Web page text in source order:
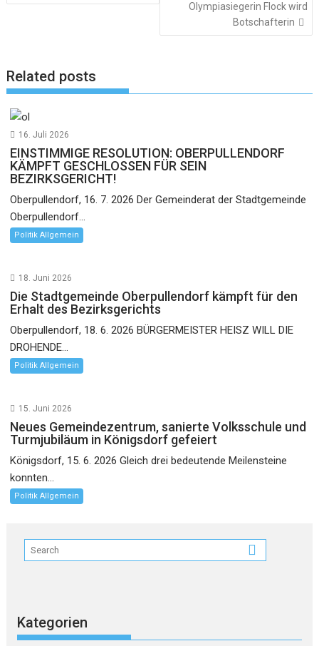
Olympiasiegerin Flock wird
Botschafterin
Related posts
16. Juli 2026
EINSTIMMIGE RESOLUTION: OBERPULLENDORF
KÄMPFT GESCHLOSSEN FÜR SEIN
BEZIRKSGERICHT!
Oberpullendorf, 16. 7. 2026 Der Gemeinderat der Stadtgemeinde
Oberpullendorf...
Politik Allgemein
18. Juni 2026
Die Stadtgemeinde Oberpullendorf kämpft für den
Erhalt des Bezirksgerichts
Oberpullendorf, 18. 6. 2026 BÜRGERMEISTER HEISZ WILL DIE
DROHENDE...
Politik Allgemein
15. Juni 2026
Neues Gemeindezentrum, sanierte Volksschule und
Turmjubiläum in Königsdorf gefeiert
Königsdorf, 15. 6. 2026 Gleich drei bedeutende Meilensteine
konnten...
Politik Allgemein
Kategorien